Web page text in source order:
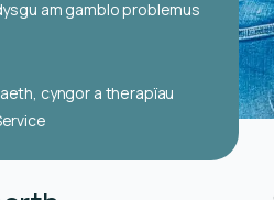
am gamblo problemus
cyngor a therapïau